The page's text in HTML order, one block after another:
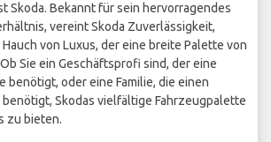
Skoda. Bekannt für sein hervorragendes
vereint Skoda Zuverlässigkeit,
von Luxus, der eine breite Palette von
Sie ein Geschäftsprofi sind, der eine
benötigt, oder eine Familie, die einen
benötigt, Skodas vielfältige Fahrzeugpalette
zu bieten.